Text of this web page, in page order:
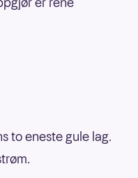
to eneste gule lag.